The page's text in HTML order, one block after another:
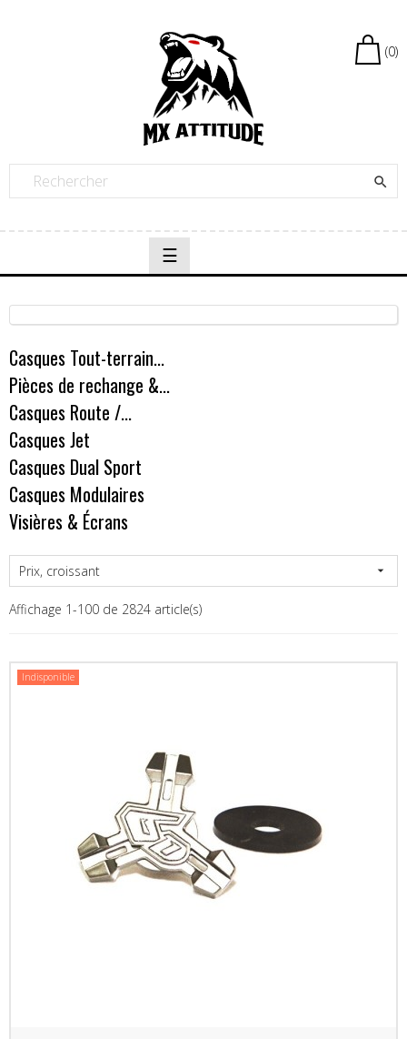

(0)
Basculer
la
☰
Casques Tout-terrain...
Pièces de rechange &...
Casques Route /...
Casques Jet
Casques Dual Sport
Casques Modulaires
Visières & Écrans
Prix, croissant 
Affichage 1-100 de 2824 article(s)
Indisponible